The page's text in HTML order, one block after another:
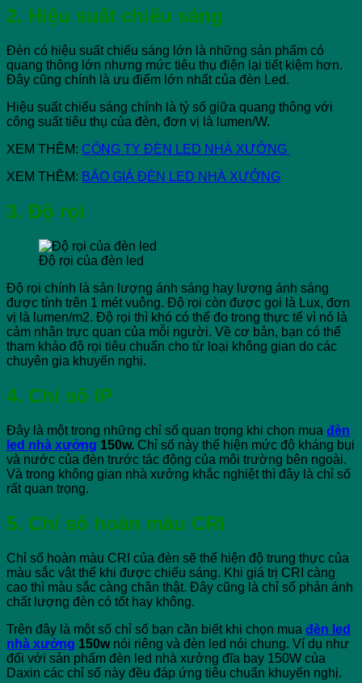
2. Hiệu suất chiếu sáng
Đèn có hiệu suất chiếu sáng lớn là những sản phẩm có
quang thông lớn nhưng mức tiêu thụ điện lại tiết kiệm hơn.
Đây cũng chính là ưu điểm lớn nhất của đèn Led.
Hiệu suất chiếu sáng chính là tỷ số giữa quang thông với
công suất tiêu thụ của đèn, đơn vị là lumen/W.
XEM THÊM: CÔNG TY ĐÈN LED NHÀ XƯỞNG
XEM THÊM: BÁO GIÁ ĐÈN LED NHÀ XƯỞNG
3. Độ rọi
Độ rọi của đèn led
Độ rọi chính là sản lượng ánh sáng hay lượng ánh sáng
được tính trên 1 mét vuông. Độ rọi còn được gọi là Lux, đơn
vị là lumen/m2. Độ rọi thì khó có thể đo trong thực tế vì nó là
cảm nhận trực quan của mỗi người. Về cơ bản, bạn có thể
tham khảo độ rọi tiêu chuẩn cho từ loại không gian do các
chuyên gia khuyến nghị.
4. Chỉ số IP
Đây là một trong những chỉ số quan trọng khi chọn mua đèn
led nhà xưởng 150w. Chỉ số này thể hiện mức độ kháng bụi
và nước của đèn trước tác động của môi trường bên ngoài.
Và trong không gian nhà xưởng khắc nghiệt thì đây là chỉ số
rất quan trọng.
5. Chỉ số hoàn màu CRI
Chỉ số hoàn màu CRI của đèn sẽ thể hiện độ trung thực của
màu sắc vật thể khi được chiếu sáng. Khi giá trị CRI càng
cao thì màu sắc càng chân thật. Đây cũng là chỉ số phản ánh
chất lượng đèn có tốt hay không.
Trên đây là một số chỉ số bạn cần biết khi chọn mua đèn led
nhà xưởng 150wnói riêng và đèn led nói chung. Ví dụ như
đối với sản phẩm đèn led nhà xưởng đĩa bay 150W của
Daxin các chỉ số này đều đáp ứng tiêu chuẩn khuyến nghị.